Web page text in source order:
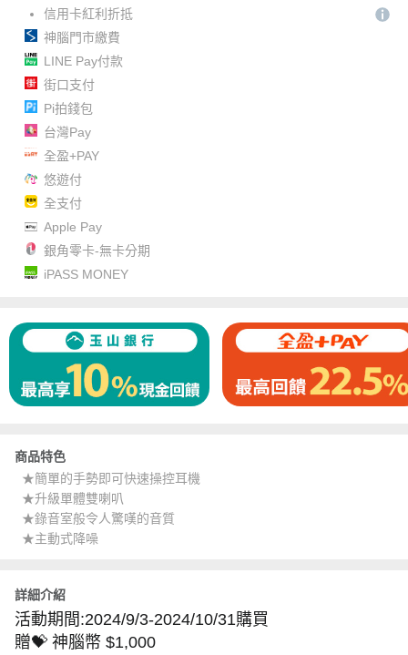
信用卡紅利折抵
神腦門市繳費
LINE Pay付款
街口支付
Pi拍錢包
台灣Pay
全盈+PAY
悠遊付
全支付
Apple Pay
銀角零卡-無卡分期
iPASS MONEY
商品特色
★簡單的手勢即可快速操控耳機
★升級單體雙喇叭
★錄音室般令人驚嘆的音質
★主動式降噪
詳細介紹
活動期間:2024/9/3-2024/10/31購買
贈💝 神腦幣 $1,000